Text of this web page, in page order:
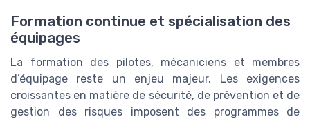
Formation continue et spécialisation des
équipages
La formation des pilotes, mécaniciens et membres
d’équipage reste un enjeu majeur. Les exigences
croissantes en matière de sécurité, de prévention et de
gestion des risques imposent des programmes de